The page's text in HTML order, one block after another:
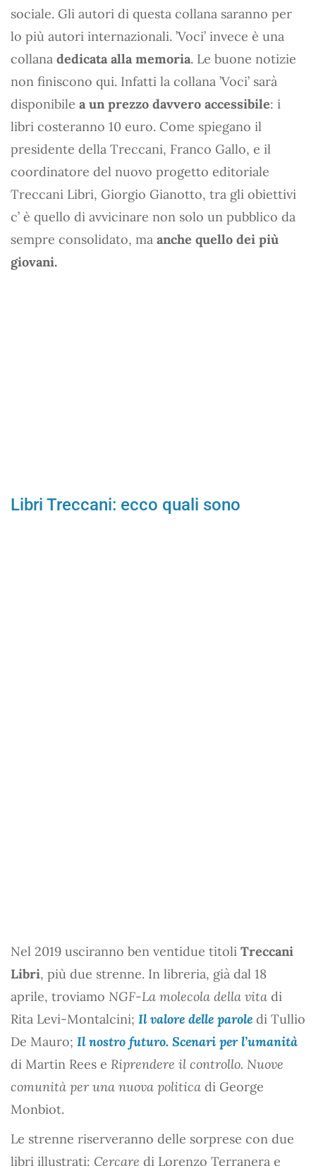
sociale. Gli autori di questa collana saranno per
lo più autori internazionali. ’Voci’ invece è una
collana dedicata alla memoria. Le buone notizie
non finiscono qui. Infatti la collana ’Voci’ sarà
disponibile a un prezzo davvero accessibile: i
libri costeranno 10 euro. Come spiegano il
presidente della Treccani, Franco Gallo, e il
coordinatore del nuovo progetto editoriale
Treccani Libri, Giorgio Gianotto, tra gli obiettivi
c’ è quello di avvicinare non solo un pubblico da
sempre consolidato, ma anche quello dei più
giovani.
Libri Treccani: ecco quali sono
Nel 2019 usciranno ben ventidue titoli Treccani
Libri, più due strenne. In libreria, già dal 18
aprile, troviamo NGF-La molecola della vita di
Rita Levi-Montalcini; Il valore delle parole di Tullio
De Mauro; Il nostro futuro. Scenari per l’umanità
di Martin Rees e Riprendere il controllo. Nuove
comunità per una nuova politica di George
Monbiot.
Le strenne riserveranno delle sorprese con due
libri illustrati: Cercare di Lorenzo Terranera e